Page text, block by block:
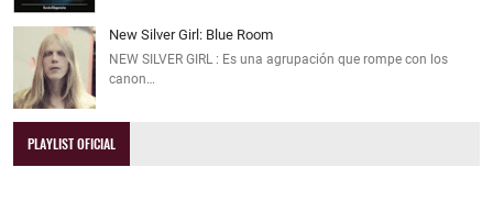
New Silver Girl: Blue Room
NEW SILVER GIRL : Es una agrupación que rompe con los
canon…
PLAYLIST OFICIAL